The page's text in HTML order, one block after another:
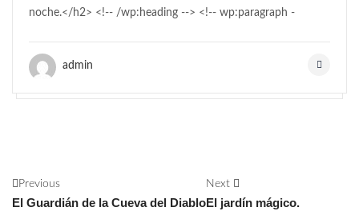
noche.</h2> <!-- /wp:heading --> <!-- wp:paragraph -
admin
Previous
El Guardián de la Cueva del Diablo
Next
El jardín mágico.